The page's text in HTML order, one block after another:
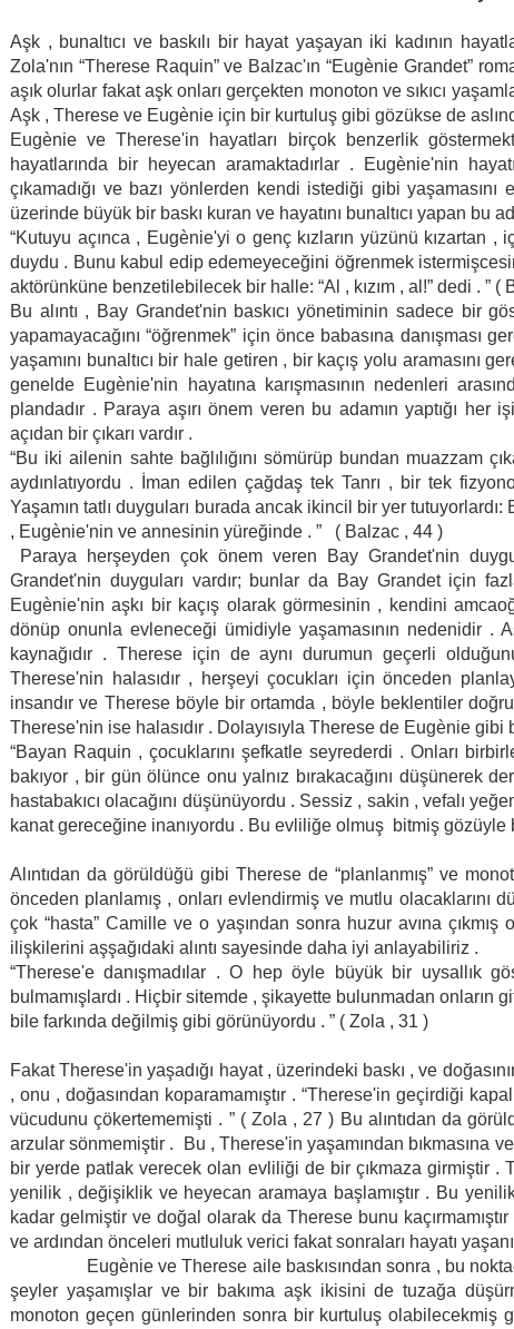
Aşk , bunaltıcı ve baskılı bir hayat yaşayan iki kadının
Zola'nın “Therese Raquin” ve Balzac'ın “Eugènie Grandet”
aşık olurlar fakat aşk onları gerçekten monoton ve sıkıcı
Aşk , Therese ve Eugènie için bir kurtuluş gibi gözükse de
Eugènie ve Therese'in hayatları birçok benzerlik
hayatlarında bir heyecan aramaktadırlar . Eugènie'nin
çıkamadığı ve bazı yönlerden kendi istediği gibi
üzerinde büyük bir baskı kuran ve hayatını bunaltıcı yapan bu
“Kutuyu açınca , Eugènie'yi o genç kızların yüzünü kızartan
duydu . Bunu kabul edip edemeyeceğini öğrenmek
aktörünküne benzetilebilecek bir halle: “Al , kızım , al!” dedi . ” (
Bu alıntı , Bay Grandet'nin baskıcı yönetiminin sadece bir
yapamayacağını “öğrenmek” için önce babasına danışması
yaşamını bunaltıcı bir hale getiren , bir kaçış yolu aramasını
genelde Eugènie'nin hayatına karışmasının nedenleri
plandadır . Paraya aşırı önem veren bu adamın yaptığı
açıdan bir çıkarı vardır .
“Bu iki ailenin sahte bağlılığını sömürüp bundan muazzam
aydınlatıyordu . İman edilen çağdaş tek Tanrı , bir tek
Yaşamın tatlı duyguları burada ancak ikincil bir yer
, Eugènie'nin ve annesinin yüreğinde . ” ( Balzac , 44 )
Paraya herşeyden çok önem veren Bay Grandet'nin
Grandet'nin duyguları vardır; bunlar da Bay Grandet için
Eugènie'nin aşkı bir kaçış olarak görmesinin , kendini
dönüp onunla evleneceği ümidiyle yaşamasının nedenidir
kaynağıdır . Therese için de aynı durumun geçerli
Therese'nin halasıdır , herşeyi çocukları için önceden
insandır ve Therese böyle bir ortamda , böyle beklentiler
Therese'nin ise halasıdır . Dolayısıyla Therese de Eugènie gibi
“Bayan Raquin , çocuklarını şefkatle seyrederdi . Onları
bakıyor , bir gün ölünce onu yalnız bırakacağını düşünerek
hastabakıcı olacağını düşünüyordu . Sessiz , sakin , vefalı
kanat gereceğine inanıyordu . Bu evliliğe olmuş  bitmiş gözüyle
Alıntıdan da görüldüğü gibi Therese de “planlanmış” ve
önceden planlamış , onları evlendirmiş ve mutlu
çok “hasta” Camille ve o yaşından sonra huzur avına
ilişkilerini aşşağıdaki alıntı sayesinde daha iyi anlayabiliriz .
“Therese'e danışmadılar . O hep öyle büyük bir uysallık
bulmamışlardı . Hiçbir sitemde , şikayette bulunmadan onların
bile farkında değilmiş gibi görünüyordu . ” ( Zola , 31 )
Fakat Therese'in yaşadığı hayat , üzerindeki baskı , ve
, onu , doğasından koparamamıştır . “Therese'in geçirdiği
vücudunu çökertememişti . ” ( Zola , 27 ) Bu alıntıdan da
arzular sönmemiştir . Bu , Therese'in yaşamından bıkmasına
bir yerde patlak verecek olan evliliği de bir çıkmaza girmiştir .
yenilik , değişiklik ve heyecan aramaya başlamıştır . Bu
kadar gelmiştir ve doğal olarak da Therese bunu
ve ardından önceleri mutluluk verici fakat sonraları hayatı
Eugènie ve Therese aile baskısından sonra , bu noktada
şeyler yaşamışlar ve bir bakıma aşk ikisini de tuzağa
monoton geçen günlerinden sonra bir kurtuluş olabilecekmiş